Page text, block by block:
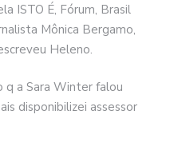
ISTO É, Fórum, Brasil
Mônica Bergamo,
Heleno.
q a Sara Winter falou
disponibilizei assessor